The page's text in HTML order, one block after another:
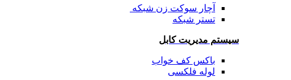
آچار سوکت زن شبکه
تستر شبکه
سیستم مدیریت کابل
باکس کف خواب
لوله فلکسی